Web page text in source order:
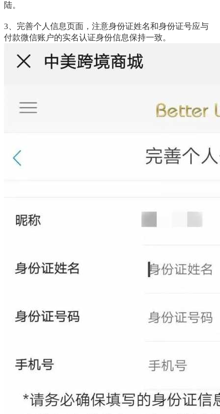
陆。
3、完善个人信息页面，注意身份证姓名和身份证号应与
付款微信账户的实名认证身份信息保持一致。